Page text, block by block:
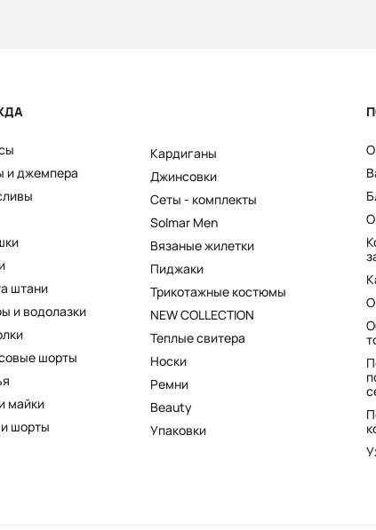
и джемпера
штани
и водолазки
шорты
майки
шорты
Кардиганы
Джинсовки
Сеты - комплекты
Solmar Men
Вязаные жилетки
Пиджаки
Трикотажные костюмы
NEW COLLECTION
Теплые свитера
Носки
Ремни
Beauty
Упаковки